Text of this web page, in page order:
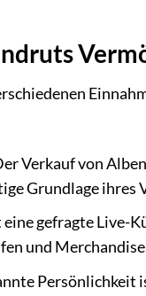
Verkauf von
Grundlage ihres
eine gefragte Live-
und
Persönlichkeit